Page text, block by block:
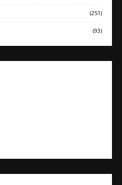
(251)
(93)